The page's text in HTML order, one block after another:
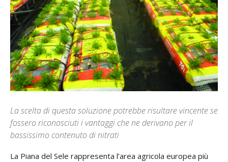
La scelta di questa soluzione potrebbe risultare vincente se
fossero riconosciuti i vantaggi che ne derivano per il
bassissimo contenuto di nitrati
La Piana del Sele rappresenta l’area agricola europea più